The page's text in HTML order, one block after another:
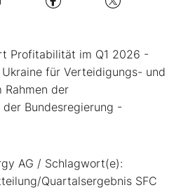
Profitabilität im Q1 2026 -
für Verteidigungs- und
Rahmen der
Bundesregierung -
AG / Schlagwort(e):
Quartalsergebnis SFC